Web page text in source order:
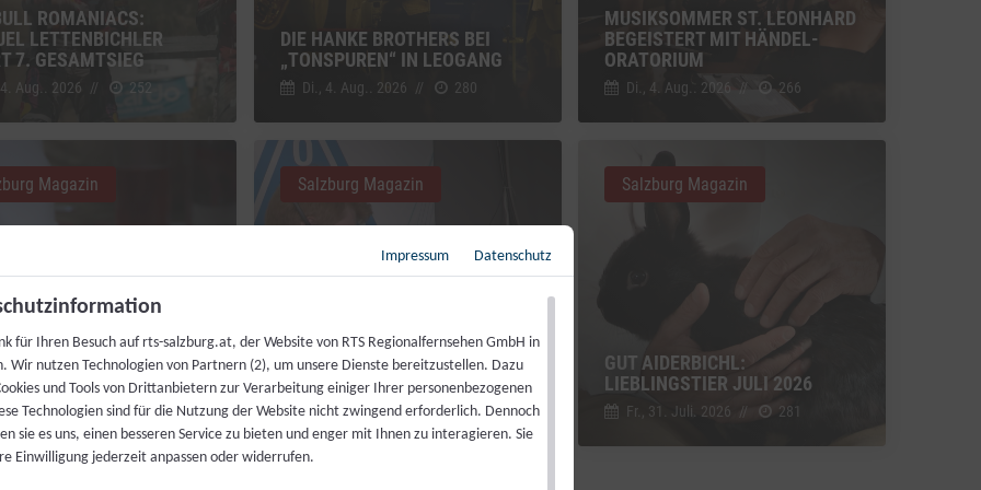
ROMANIACS:
LETTENBICHLER
7. GESAMTSIEG
Aug.. 2026 // 252
DIE HANKE BROTHERS BEI
„TONSPUREN“ IN LEOGANG
Di., 4. Aug.. 2026 // 280
MUSIKSOMMER ST. LEONHARD
BEGEISTERT MIT HÄNDEL-
ORATORIUM
Di., 4. Aug.. 2026 // 266
FÜR JEDERMANN:
SPENDIEREN
FESTMAHL
Aug.. 2026 // 230
Magazin
LIVEKONTAKT ZUR ISS
Fr., 31. Juli. 2026 // 216
Salzburg Magazin
GUT AIDERBICHL:
LIEBLINGSTIER JULI 2026
Fr., 31. Juli. 2026 // 281
Salzburg Magazin
Impressum Datenschutz
für Ihren Besuch auf rts-salzburg.at, der Website von RTS Regionalfernsehen GmbH in
Wir nutzen Technologien von Partnern (2), um unsere Dienste bereitzustellen. Dazu
und Tools von Drittanbietern zur Verarbeitung einiger Ihrer personenbezogenen
Technologien sind für die Nutzung der Website nicht zwingend erforderlich. Dennoch
sie es uns, einen besseren Service zu bieten und enger mit Ihnen zu interagieren. Sie
Einwilligung jederzeit anpassen oder widerrufen.